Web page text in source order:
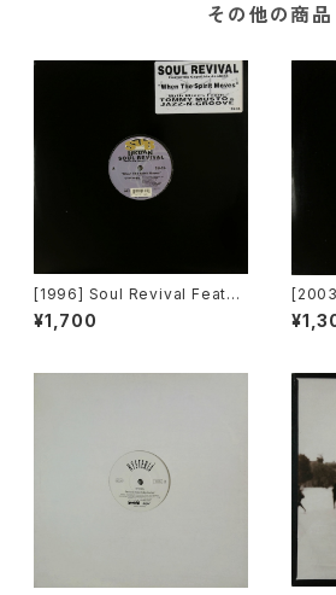
その他の商品
[1996] Soul Revival Featuri
ng Capathia Jenkins – Whe
n The Spirit Moves [Sub-U
¥1,700
u